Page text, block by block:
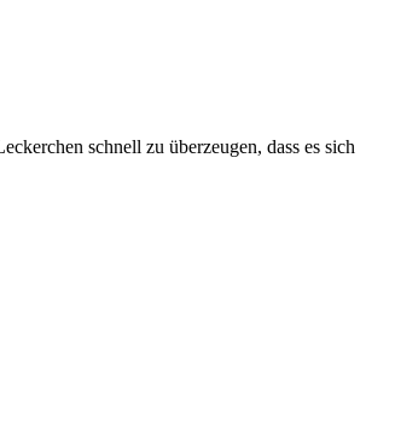
schnell zu überzeugen, dass es sich